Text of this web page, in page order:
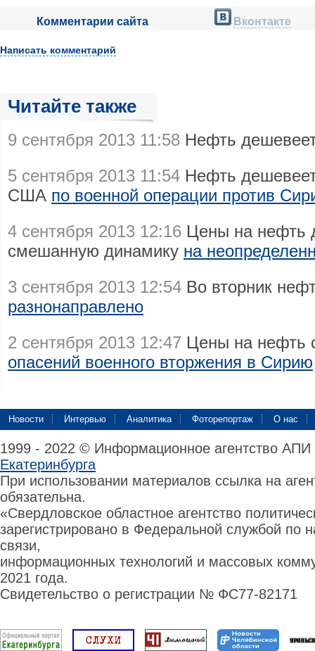
Комментарии сайта Вконтакте
Написать комментарий
Читайте также
9 сентября 2013 11:58 Нефть
5 сентября 2013 11:54 Нефть
США по военной операции против
4 сентября 2013 12:16 Цены на нефть
смешанную динамику на
3 сентября 2013 12:54 Во вторник
разнонаправлено
2 сентября 2013 12:47 Цены на нефть
опасений военного вторжения в Сирию
Новости Интервью Аналитика Фоторепортаж О нас
1999 - 2022 © Информационное агентство
Екатеринбурга
При использовании материалов ссылка на
обязательна.
«Свердловское областное агентство
зарегистрировано в Федеральной службой по
связи,
информационных технологий и массовых
2021 года.
Свидетельство о регистрации № ФС77-82171